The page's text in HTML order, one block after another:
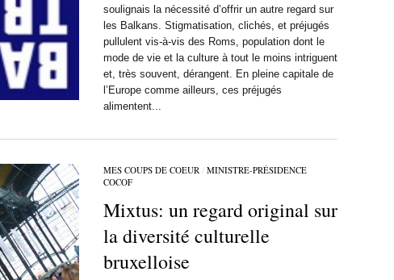
soulignais la nécessité d’offrir un autre regard sur
les Balkans. Stigmatisation, clichés, et préjugés
pullulent vis-à-vis des Roms, population dont le
mode de vie et la culture à tout le moins intriguent
et, très souvent, dérangent. En pleine capitale de
l’Europe comme ailleurs, ces préjugés
alimentent...
MES COUPS DE COEUR/ MINISTRE-PRÉSIDENCE
COCOF
Mixtus: un regard original sur
la diversité culturelle
bruxelloise